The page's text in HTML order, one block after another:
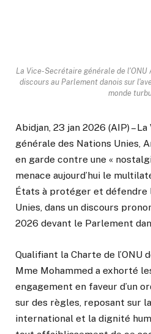
La Vice-Secrétaire générale de l'ONU
discours au Parlement danois sur
monde
Abidjan, 23 jan 2026 (AIP) –
générale des Nations Unies,
en garde contre une «
menace aujourd’hui le
États à protéger et défendre
Unies, dans un discours
2026 devant le Parlement
Qualifiant la Charte de l’ONU
Mme Mohammed a exhorté
engagement en faveur d’un
sur des règles, reposant sur
international et la dignité